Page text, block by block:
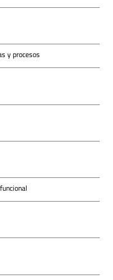
y procesos